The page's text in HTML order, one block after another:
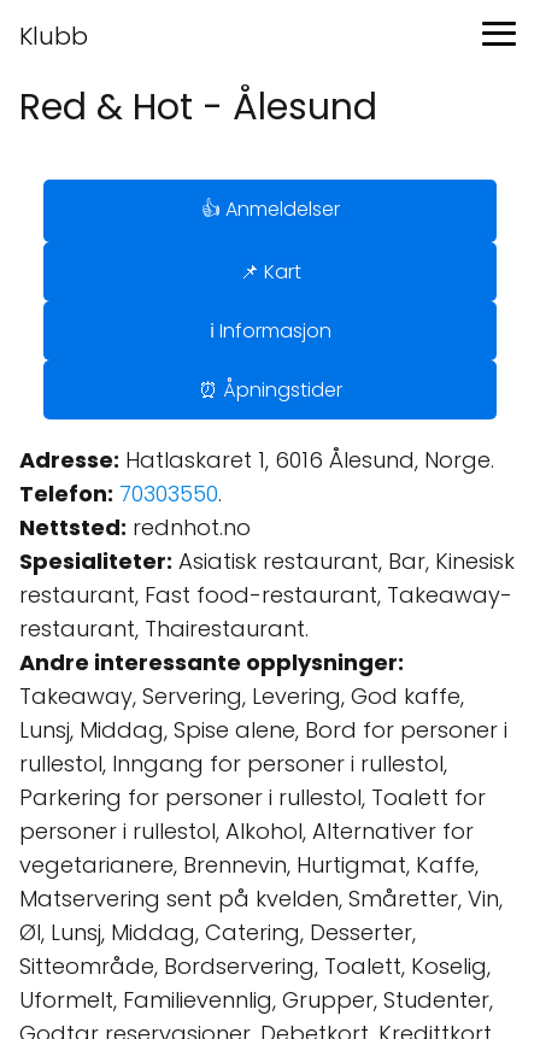
Klubb
Red & Hot - Ålesund
👍 Anmeldelser
📌 Kart
ℹ️ Informasjon
⏰ Åpningstider
Adresse: Hatlaskaret 1, 6016 Ålesund, Norge.
Telefon: 70303550.
Nettsted: rednhot.no
Spesialiteter: Asiatisk restaurant, Bar, Kinesisk
restaurant, Fast food-restaurant, Takeaway-
restaurant, Thairestaurant.
Andre interessante opplysninger:
Takeaway, Servering, Levering, God kaffe,
Lunsj, Middag, Spise alene, Bord for personer i
rullestol, Inngang for personer i rullestol,
Parkering for personer i rullestol, Toalett for
personer i rullestol, Alkohol, Alternativer for
vegetarianere, Brennevin, Hurtigmat, Kaffe,
Matservering sent på kvelden, Småretter, Vin,
Øl, Lunsj, Middag, Catering, Desserter,
Sitteområde, Bordservering, Toalett, Koselig,
Uformelt, Familievennlig, Grupper, Studenter,